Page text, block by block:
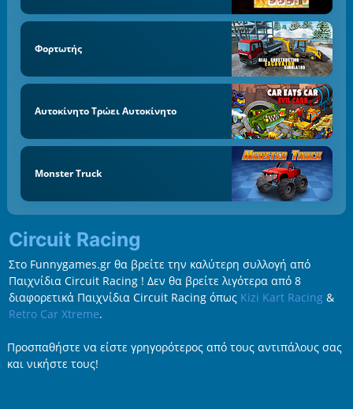
Φορτωτής
Αυτοκίνητο Τρώει Αυτοκίνητο
Monster Truck
Circuit Racing
Στο Funnygames.gr θα βρείτε την καλύτερη συλλογή από
Παιχνίδια Circuit Racing ! Δεν θα βρείτε λιγότερα από 8
διαφορετικά Παιχνίδια Circuit Racing όπως Kizi Kart Racing &
Retro Car Xtreme.
Προσπαθήστε να είστε γρηγορότερος από τους αντιπάλους σας
και νικήστε τους!